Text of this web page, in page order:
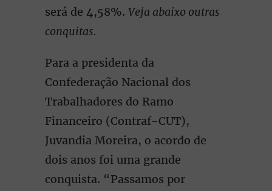
será de 4,58%. Veja abaixo outras
conquitas.
Para a presidenta da
Confederação Nacional dos
Trabalhadores do Ramo
Financeiro (Contraf-CUT),
Juvandia Moreira, o acordo de
dois anos foi uma grande
conquista. “Passamos por